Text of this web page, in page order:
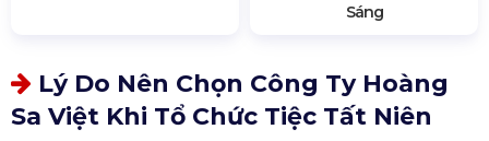
Sáng
Lý Do Nên Chọn Công Ty Hoàng
Sa Việt Khi Tổ Chức Tiệc Tất Niên